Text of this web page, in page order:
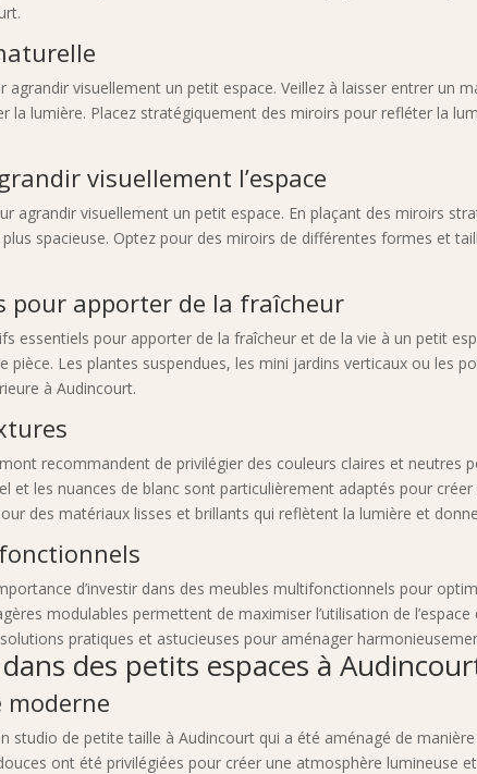
visuellement un petit espace. Veillez à laisser entrer un
la lumière. Placez stratégiquement des miroirs pour refléter la
visuellement l’espace
agrandir visuellement un petit espace. En plaçant des miroirs
plus spacieuse. Optez pour des miroirs de différentes formes et
pour apporter de la fraîcheur
essentiels pour apporter de la fraîcheur et de la vie à un petit
pièce. Les plantes suspendues, les mini jardins verticaux ou les
à Audincourt.
recommandent de privilégier des couleurs claires et neutres
et les nuances de blanc sont particulièrement adaptés pour
des matériaux lisses et brillants qui reflètent la lumière et
d’investir dans des meubles multifonctionnels pour
modulables permettent de maximiser l’utilisation de
pratiques et astucieuses pour aménager
des petits espaces à
studio de petite taille à Audincourt qui a été aménagé de
ont été privilégiées pour créer une atmosphère lumineuse